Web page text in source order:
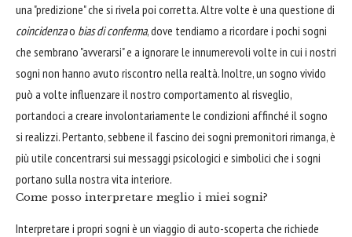
una "predizione" che si rivela poi corretta. Altre volte è una questione di
coincidenzao bias di conferma, dove tendiamo a ricordare i pochi sogni
che sembrano "avverarsi" e a ignorare le innumerevoli volte in cui i nostri
sogni non hanno avuto riscontro nella realtà. Inoltre, un sogno vivido
può a volte influenzare il nostro comportamento al risveglio,
portandoci a creare involontariamente le condizioni affinché il sogno
si realizzi. Pertanto, sebbene il fascino dei sogni premonitori rimanga, è
più utile concentrarsi sui messaggi psicologici e simbolici che i sogni
portano sulla nostra vita interiore.
Come posso interpretare meglio i miei sogni?
Interpretare i propri sogni è un viaggio di auto-scoperta che richiede